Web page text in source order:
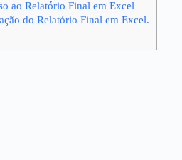
ao Relatório Final em Excel
do Relatório Final em Excel.